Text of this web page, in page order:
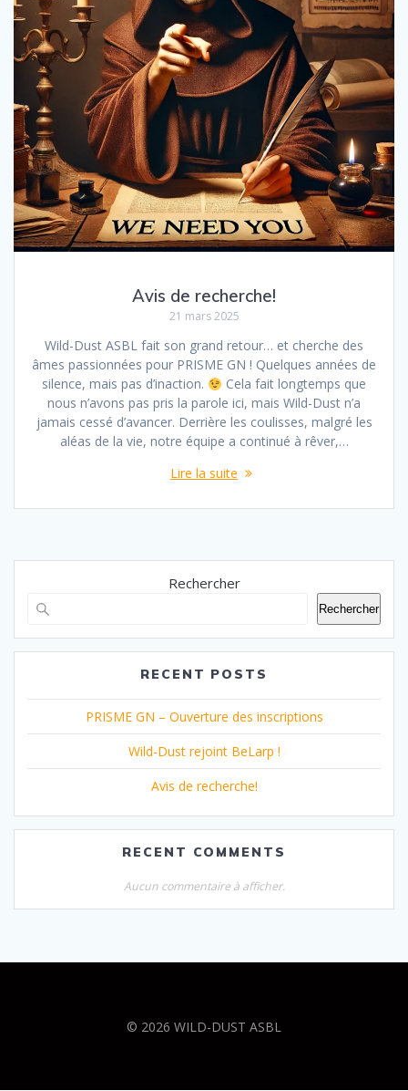
Avis de recherche!
21 mars 2025
Wild-Dust ASBL fait son grand retour… et cherche des
âmes passionnées pour PRISME GN ! Quelques années de
silence, mais pas d’inaction.
Cela fait longtemps que
nous n’avons pas pris la parole ici, mais Wild-Dust n’a
jamais cessé d’avancer. Derrière les coulisses, malgré les
aléas de la vie, notre équipe a continué à rêver,…
Lire la suite
Rechercher
Rechercher
RECENT POSTS
PRISME GN – Ouverture des inscriptions
Wild-Dust rejoint BeLarp !
Avis de recherche!
RECENT COMMENTS
Aucun commentaire à afficher.
© 2026 WILD-DUST ASBL